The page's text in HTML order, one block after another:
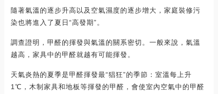
隨著氣溫的逐步升高以及空氣濕度的逐步增大，家庭裝修污
染也將進入了夏日“高發期”。
調查證明，甲醛的揮發與氣溫的關系密切。一般來說，氣溫
越高，家具中的甲醛就越有可能揮發。
天氣炎熱的夏季是甲醛揮發最“猖狂”的季節：室溫每上升
1℃，木制家具和地板等揮發的甲醛，會使室內空氣中的甲醛